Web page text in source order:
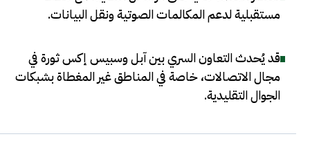
مستقبلية لدعم المكالمات الصوتية ونقل البيانات.
قد يُحدث التعاون السري بين آبل وسبيس إكس ثورة في
مجال الاتصالات، خاصة في المناطق غير المغطاة بشبكات
الجوال التقليدية.